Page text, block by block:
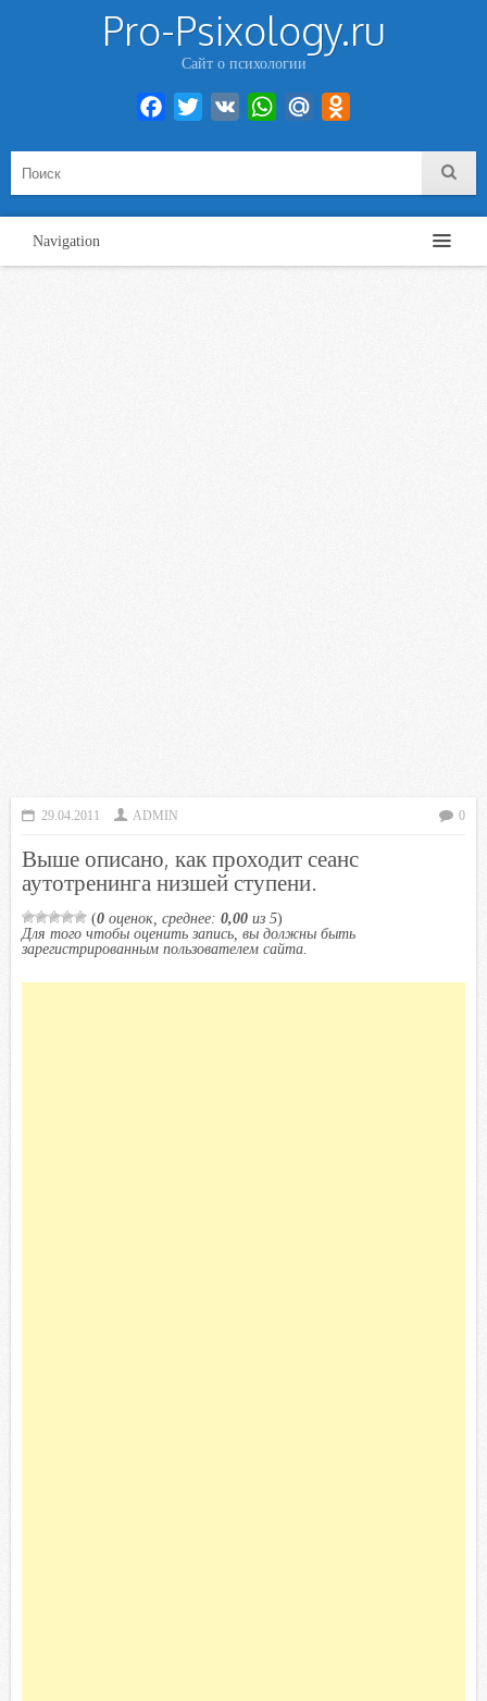
Pro-Psixology.ru
Сайт о психологии
Facebook
Twitter VK WhatsAppMail.Ru
Navigation
29.04.2011 ADMIN 0
Выше описано, как проходит сеанс
аутотренинга низшей ступени.
(0 оценок, среднее: 0,00 из 5)
Для того чтобы оценить запись, вы должны быть
зарегистрированным пользователем сайта.